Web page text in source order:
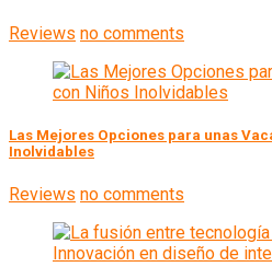
Reviews no comments
Las Mejores Opciones para unas
Inolvidables
Reviews no comments